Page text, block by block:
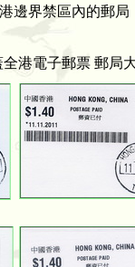
邊界禁區內的郵局
全港電子郵票 郵局